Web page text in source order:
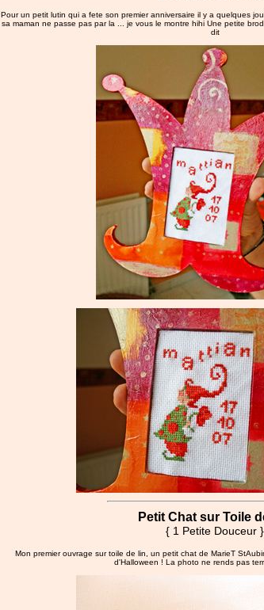
Pour un petit lutin qui a fete son premier anniversaire il y a quelques
sa maman ne passe pas par la ... je vous le montre hihi Une petite
dit
Petit Chat sur Toile
{ 1 Petite Douceur }
Mon premier ouvrage sur toile de lin, un petit chat de MarieT
d'Halloween ! La photo ne rends pas